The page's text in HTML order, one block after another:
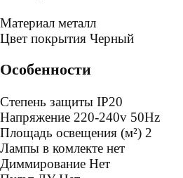
Mатериал металл
Цвет покрытия Черный
Особенности
Степень защиты IP20
Напряжение 220-240v 50Hz
Площадь освещения (м²) 2
Лампы в комлекте нет
Диммирование Нет